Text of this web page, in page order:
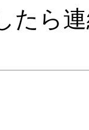
たら